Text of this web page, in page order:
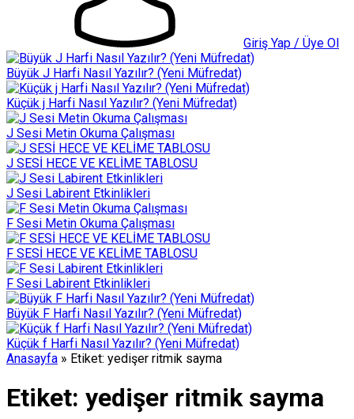
Giriş Yap / Üye Ol
Büyük J Harfi Nasıl Yazılır? (Yeni Müfredat)
Küçük j Harfi Nasıl Yazılır? (Yeni Müfredat)
J Sesi Metin Okuma Çalışması
J SESİ HECE VE KELİME TABLOSU
J Sesi Labirent Etkinlikleri
F Sesi Metin Okuma Çalışması
F SESİ HECE VE KELİME TABLOSU
F Sesi Labirent Etkinlikleri
Büyük F Harfi Nasıl Yazılır? (Yeni Müfredat)
Küçük f Harfi Nasıl Yazılır? (Yeni Müfredat)
Anasayfa » Etiket: yedişer ritmik sayma
Etiket: yedişer ritmik sayma